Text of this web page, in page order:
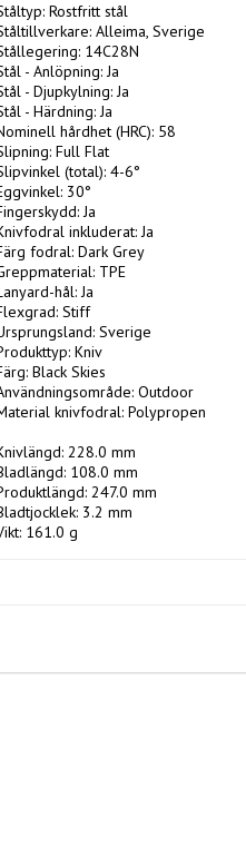
Rostfritt stål
Alleima, Sverige
14C28N
- Anlöpning: Ja
- Djupkylning: Ja
- Härdning: Ja
hårdhet (HRC): 58
Full Flat
(total): 4-6°
30°
Ja
inkluderat: Ja
fodral: Dark Grey
TPE
hål: Ja
Stiff
Sverige
Kniv
Black Skies
Outdoor
knivfodral: Polypropen
228.0 mm
108.0 mm
247.0 mm
3.2 mm
161.0 g